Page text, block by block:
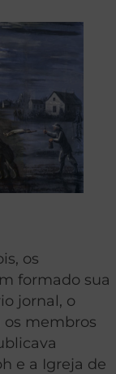
os
formado sua
jornal, o
os membros
e a Igreja de